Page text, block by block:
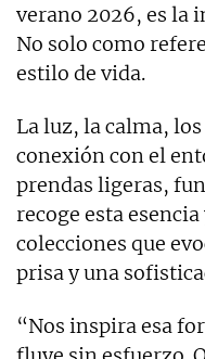
verano 2026, es la
No solo como
estilo de vida.
La luz, la calma,
conexión con el
prendas ligeras,
recoge esta
colecciones que
prisa y una
“Nos inspira esa